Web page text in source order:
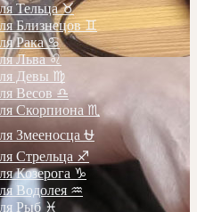
Тельца ♉️
Близнецов ♊️
Рака ♋️
Льва ♌️
Девы ♍️
Весов ♎️
Скорпиона ♏️
Змееносца ⛎
Стрельца ♐️
Козерога ♑️
Водолея ♒️
Рыб ♓️